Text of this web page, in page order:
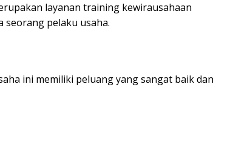
layanan training kewirausahaan
pelaku usaha.
ini memiliki peluang yang sangat baik dan